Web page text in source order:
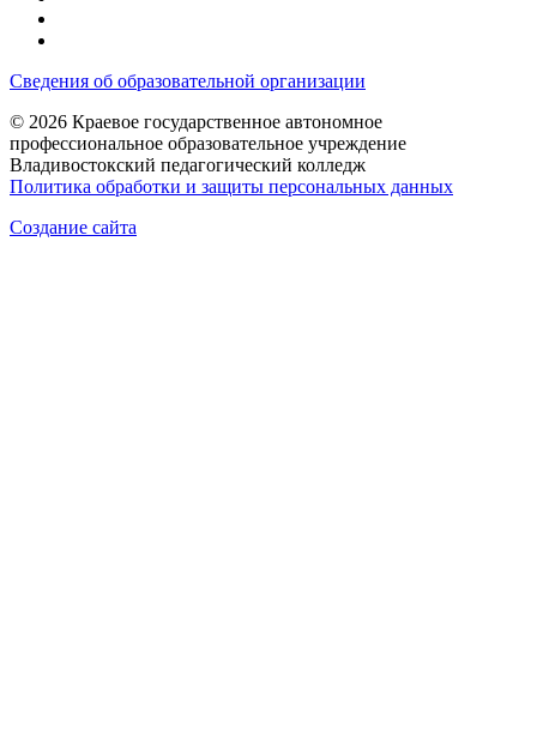
Сведения об образовательной организации
© 2026 Краевое государственное автономное
профессиональное образовательное учреждение
Владивостокский педагогический колледж
Политика обработки и защиты персональных данных
Создание сайта